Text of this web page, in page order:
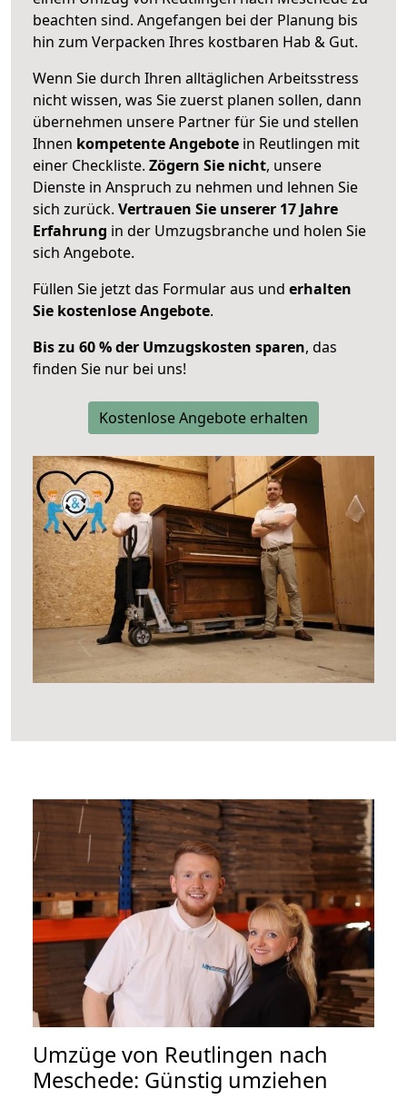
beachten sind. Angefangen bei der Planung bis
hin zum Verpacken Ihres kostbaren Hab & Gut.
Wenn Sie durch Ihren alltäglichen Arbeitsstress
nicht wissen, was Sie zuerst planen sollen, dann
übernehmen unsere Partner für Sie und stellen
Ihnen kompetente Angebote in Reutlingen mit
einer Checkliste. Zögern Sie nicht, unsere
Dienste in Anspruch zu nehmen und lehnen Sie
sich zurück. Vertrauen Sie unserer 17 Jahre
Erfahrung in der Umzugsbranche und holen Sie
sich Angebote.
Füllen Sie jetzt das Formular aus und erhalten
Sie kostenlose Angebote.
Bis zu 60 % der Umzugskosten sparen, das
finden Sie nur bei uns!
Kostenlose Angebote erhalten
Umzüge von Reutlingen nach
Meschede: Günstig umziehen